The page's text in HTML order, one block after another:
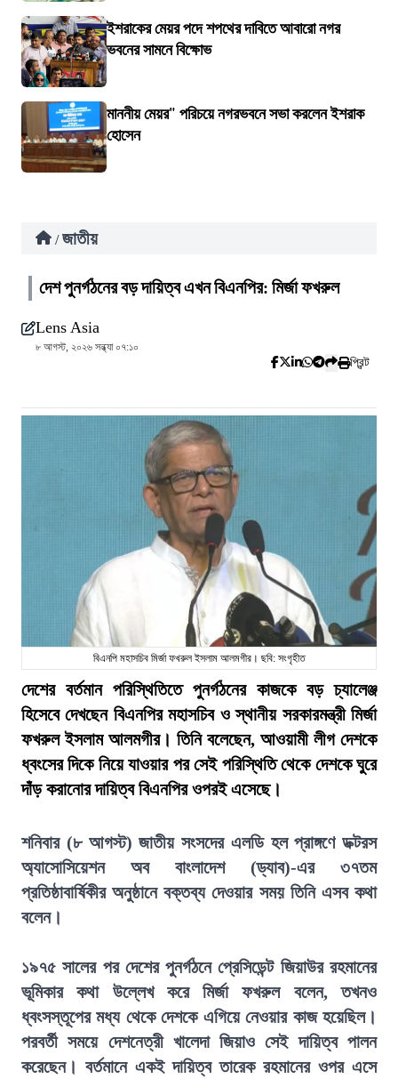
ইশরাকের মেয়র পদে শপথের দাবিতে আবারো নগর
ভবনের সামনে বিক্ষোভ
মাননীয় মেয়র" পরিচয়ে নগরভবনে সভা করলেন ইশরাক
হোসেন
/ জাতীয়
দেশ পুনর্গঠনের বড় দায়িত্ব এখন বিএনপির: মির্জা ফখরুল
Lens Asia
৮ আগস্ট, ২০২৬ সন্ধ্যা ০৭:১০
প্রিন্ট
বিএনপি মহাসচিব মির্জা ফখরুল ইসলাম আলমগীর। ছবি: সংগৃহীত
দেশের বর্তমান পরিস্থিতিতে পুনর্গঠনের কাজকে বড় চ্যালেঞ্জ
হিসেবে দেখছেন বিএনপির মহাসচিব ও স্থানীয় সরকারমন্ত্রী মির্জা
ফখরুল ইসলাম আলমগীর। তিনি বলেছেন, আওয়ামী লীগ দেশকে
ধ্বংসের দিকে নিয়ে যাওয়ার পর সেই পরিস্থিতি থেকে দেশকে ঘুরে
দাঁড় করানোর দায়িত্ব বিএনপির ওপরই এসেছে।
শনিবার (৮ আগস্ট) জাতীয় সংসদের এলডি হল প্রাঙ্গণে ডক্টরস
অ্যাসোসিয়েশন অব বাংলাদেশ (ড্যাব)-এর ৩৭তম
প্রতিষ্ঠাবার্ষিকীর অনুষ্ঠানে বক্তব্য দেওয়ার সময় তিনি এসব কথা
বলেন।
১৯৭৫ সালের পর দেশের পুনর্গঠনে প্রেসিডেন্ট জিয়াউর রহমানের
ভূমিকার কথা উল্লেখ করে মির্জা ফখরুল বলেন, তখনও
ধ্বংসস্তূপের মধ্য থেকে দেশকে এগিয়ে নেওয়ার কাজ হয়েছিল।
পরবর্তী সময়ে দেশনেত্রী খালেদা জিয়াও সেই দায়িত্ব পালন
করেছেন। বর্তমানে একই দায়িত্ব তারেক রহমানের ওপর এসে